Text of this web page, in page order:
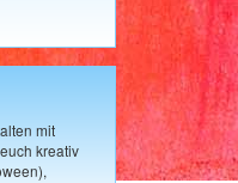
mit
kreativ